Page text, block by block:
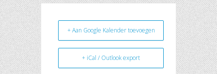
+ Aan Google Kalender toevoegen
+ iCal / Outlook export